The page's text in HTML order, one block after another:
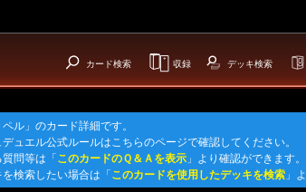
カード検索 収録 デッキ検索
ル」のカード詳細です。
ュエル公式ルールはこちらのページで確認してください。
問等は「 このカードのＱ＆Ａを表示 」より確認ができます。
検索したい場合は「 このカードを使用したデッキを検索 」